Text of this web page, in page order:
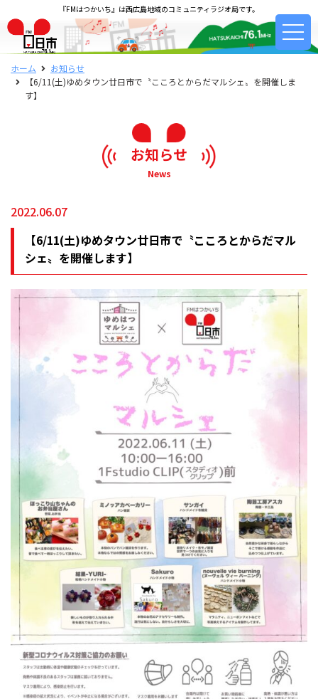
『FMはつかいち』は西広島地域のコミュニティラジオ局です。
ホーム
お知らせ
【6/11(土)ゆめタウン廿日市で〝こころとからだマルシェ〟を開催しま
す】
お知らせ
News
2022.06.07
【6/11(土)ゆめタウン廿日市で〝こころとからだマル
シェ〟を開催します】